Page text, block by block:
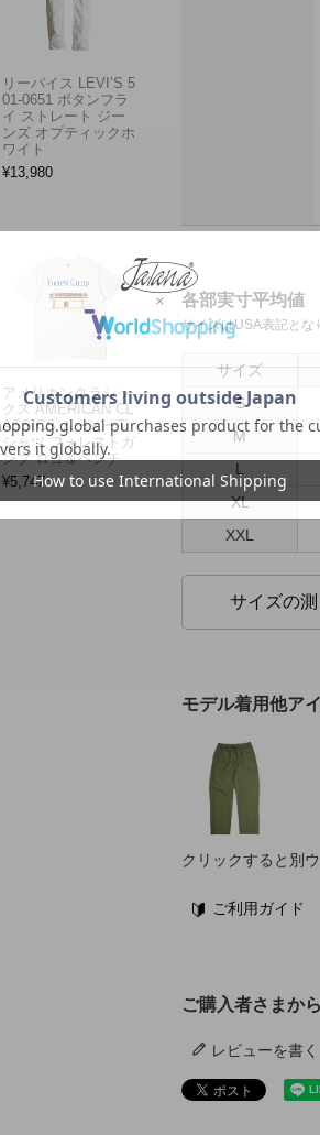
各部実寸平均値
サイズはUSA表記とな
サイズ
S
M
L
XL
XXL
サイズの
モデル着用他ア
クリックすると別
ご利用ガイド
ご購入者さまか
レビューを書く
リーバイス LEVI’S 5
01-0651 ボタンフラ
イ ストレート ジー
ンズ オプティックホ
ワイト
¥13,980
アメリカンクラシッ
クス AMERICAN CL
ASSICS ムービーT
シャツ フォレストガ
ンプ ロゴ＆ベンチ
¥5,747